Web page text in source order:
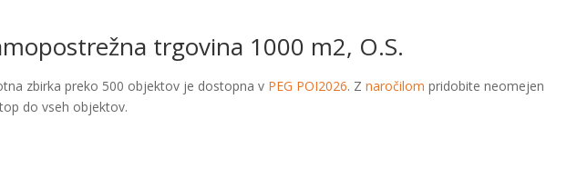
trgovina 1000 m2, O.S.
zbirka preko 500 objektov je dostopna v PEG POI2026. Z naročilom pridobite neomejen
do vseh objektov.